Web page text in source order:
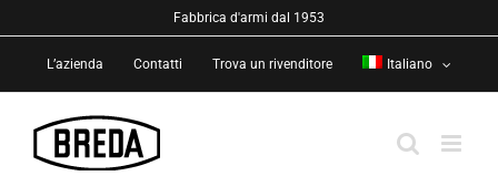
al
contenuto
Fabbrica d'armi dal 1953
L’azienda Contatti Trova un rivenditore Italiano